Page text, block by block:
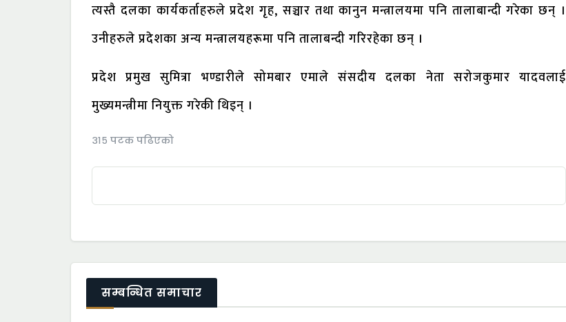
त्यस्तै दलका कार्यकर्ताहरुले प्रदेश गृह, सञ्चार तथा कानुन मन्त्रालयमा पनि तालाबान्दी गरेका छन् ।
उनीहरुले प्रदेशका अन्य मन्त्रालयहरूमा पनि तालाबन्दी गरिरहेका छन् ।
प्रदेश प्रमुख सुमित्रा भण्डारीले सोमबार एमाले संसदीय दलका नेता सरोजकुमार यादवलाई
मुख्यमन्त्रीमा नियुक्त गरेकी थिइन् ।
३१५ पटक पढिएको
सम्बन्धित समाचार